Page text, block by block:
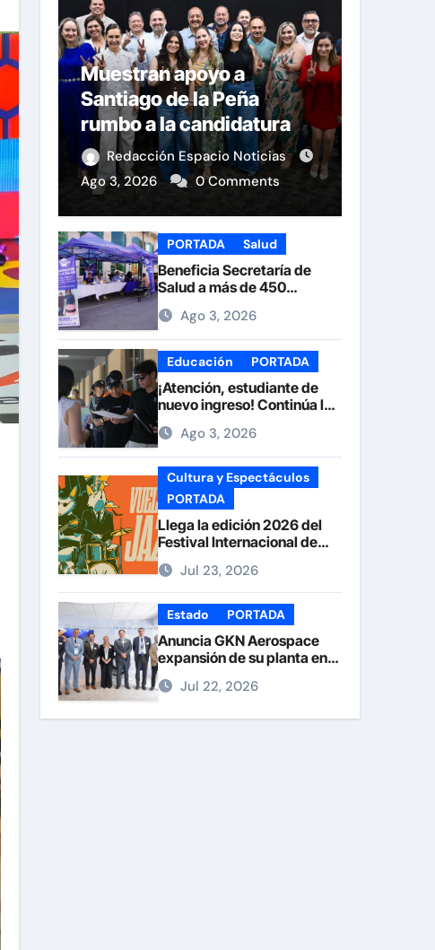
Muestran apoyo a
Santiago de la Peña
rumbo a la candidatura
del PAN a la Presidencia
Municipal
Redacción Espacio Noticias
Ago 3, 2026
0 Comments
PORTADA Salud
Beneficia Secretaría de
Salud a más de 450
personas durante la Feria
de la Salud en la Plaza de
Armas
Ago 3, 2026
Educación PORTADA
¡Atención, estudiante de
nuevo ingreso! Continúa la
recepción de documentos
en la UACH.
Ago 3, 2026
Cultura y Espectáculos
PORTADA
Llega la edición 2026 del
Festival Internacional de
Jazz Armando Nuñez
Jul 23, 2026
Estado PORTADA
Anuncia GKN Aerospace
expansión de su planta en
Chihuahua
Jul 22, 2026